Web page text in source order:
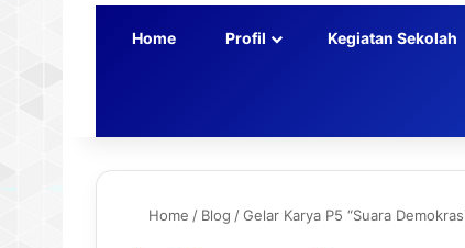
Home Profil Kegiatan Sekolah
Home / Blog /Gelar Karya P5 “Suara